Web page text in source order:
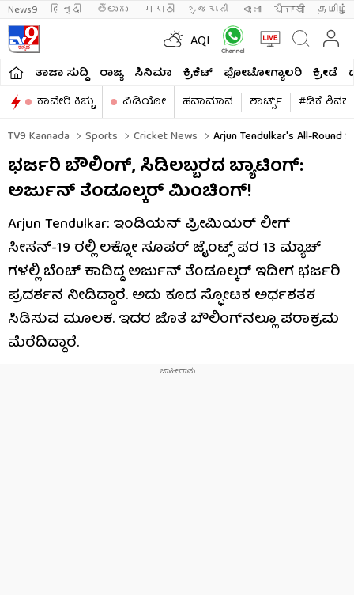
News9 हिन्दी తెలుగు मराठी ગુજરાતી বাংলা ਪੰਜਾਬੀ தமிழ்
AQI
ತಾಜಾ ಸುದ್ದಿ ರಾಜ್ಯ ಸಿನಿಮಾ ಕ್ರಿಕೆಟ್​ ಫೋಟೋಗ್ಯಾಲರಿ ಕ್ರೀಡೆ
ಕಾವೇರಿ ಕಿಚ್ಚು
ವಿಡಿಯೋ ಹವಾಮಾನ ಶಾರ್ಟ್ಸ್​
#ಡಿಕೆ
TV9 Kannada
Sports Cricket News Arjun Tendulkar's All-Round
ಭರ್ಜರಿ ಬೌಲಿಂಗ್, ಸಿಡಿಲಬ್ಬರದ ಬ್ಯಾಟಿಂಗ್:
ಅರ್ಜುನ್ ತೆಂಡೂಲ್ಕರ್ ಮಿಂಚಿಂಗ್!
Arjun Tendulkar: ಇಂಡಿಯನ್ ಪ್ರೀಮಿಯರ್ ಲೀಗ್
ಸೀಸನ್-19 ರಲ್ಲಿ ಲಕ್ನೋ ಸೂಪರ್ ಜೈಂಟ್ಸ್ ಪರ 13 ಮ್ಯಾಚ್​
ಗಳಲ್ಲಿ ಬೆಂಚ್ ಕಾದಿದ್ದ ಅರ್ಜುನ್ ತೆಂಡೂಲ್ಕರ್ ಇದೀಗ ಭರ್ಜರಿ
ಪ್ರದರ್ಶನ ನೀಡಿದ್ದಾರೆ. ಅದು ಕೂಡ ಸ್ಫೋಟಕ ಅರ್ಧಶತಕ
ಸಿಡಿಸುವ ಮೂಲಕ. ಇದರ ಜೊತೆ ಬೌಲಿಂಗ್​ನಲ್ಲೂ ಪರಾಕ್ರಮ
ಮೆರೆದಿದ್ದಾರೆ.